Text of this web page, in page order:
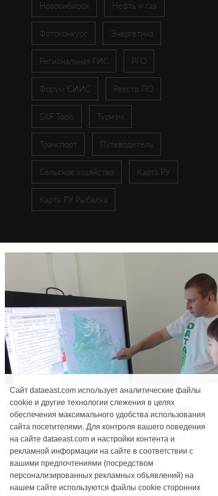
Новосибирск Нефть и газ
Фотоконкурс Энергетика
Региональная ГИС РГО
Форум СИИС Реестр ПО
SXF Tools Туризм
Транспорт Путеводитель
Сельское хозяйство Карта РУ
Карта РУ Рыбалка
Продукты и услуги
Дата Ист разработала интерактивную
карту для краеведов
#CarryMap #Интерактивная карта #ArcGIS
#Природа #Дети #География
#Мобильная карта #Веб-приложение
Сайт dataeast.com использует аналитические файлы
cookie и другие технологии слежения в целях
обеспечения максимального удобства использования
сайта посетителями. Для контроля вашего поведения
на сайте dataeast.com и настройки контента и
рекламной информации на сайте в соответствии с
вашими предпочтениями (посредством
персонализированных рекламных объявлений) на
нашем сайте используются файлы cookie сторонних